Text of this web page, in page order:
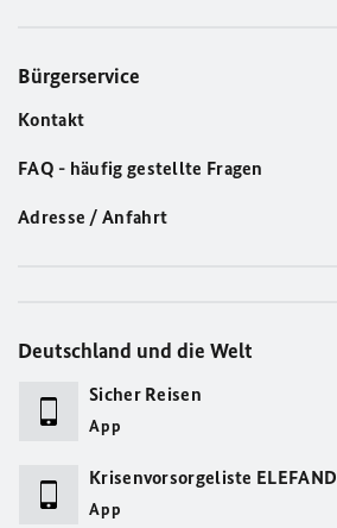
Bürgerservice
Kontakt
FAQ - häufig gestellte Fragen
Adresse / Anfahrt
Deutschland und die Welt
Sicher Reisen
App
Krisenvorsorgeliste ELEFAND
App